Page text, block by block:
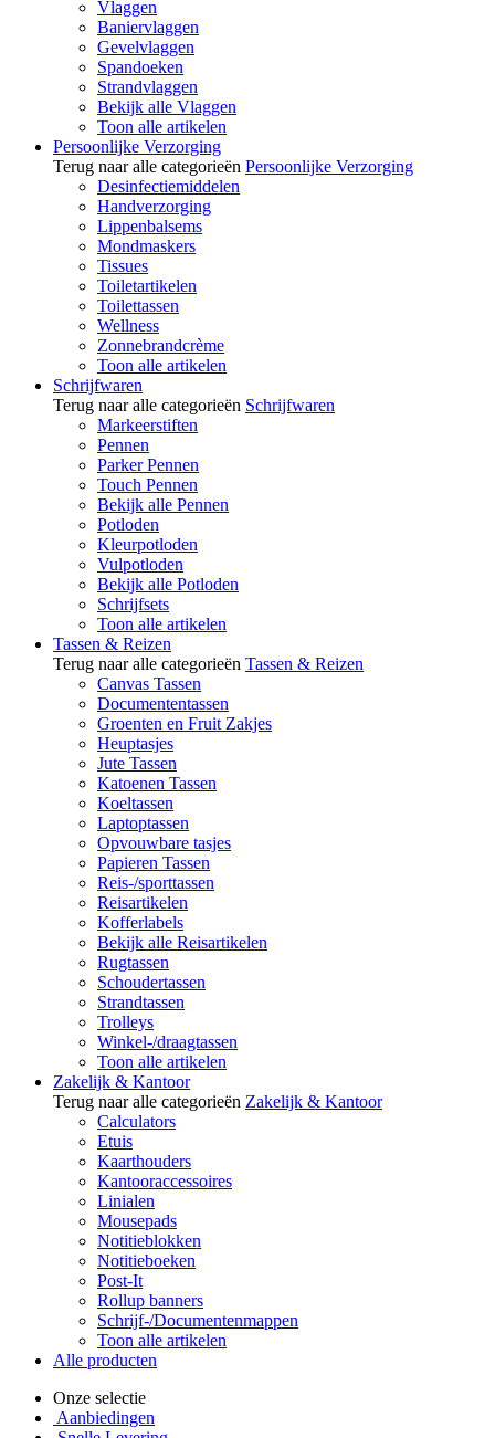
Vlaggen
Baniervlaggen
Gevelvlaggen
Spandoeken
Strandvlaggen
Bekijk alle Vlaggen
Toon alle artikelen
Persoonlijke Verzorging
Terug naar alle categorieën Persoonlijke Verzorging
Desinfectiemiddelen
Handverzorging
Lippenbalsems
Mondmaskers
Tissues
Toiletartikelen
Toilettassen
Wellness
Zonnebrandcrème
Toon alle artikelen
Schrijfwaren
Terug naar alle categorieën Schrijfwaren
Markeerstiften
Pennen
Parker Pennen
Touch Pennen
Bekijk alle Pennen
Potloden
Kleurpotloden
Vulpotloden
Bekijk alle Potloden
Schrijfsets
Toon alle artikelen
Tassen & Reizen
Terug naar alle categorieën Tassen & Reizen
Canvas Tassen
Documententassen
Groenten en Fruit Zakjes
Heuptasjes
Jute Tassen
Katoenen Tassen
Koeltassen
Laptoptassen
Opvouwbare tasjes
Papieren Tassen
Reis-/sporttassen
Reisartikelen
Kofferlabels
Bekijk alle Reisartikelen
Rugtassen
Schoudertassen
Strandtassen
Trolleys
Winkel-/draagtassen
Toon alle artikelen
Zakelijk & Kantoor
Terug naar alle categorieën Zakelijk & Kantoor
Calculators
Etuis
Kaarthouders
Kantooraccessoires
Linialen
Mousepads
Notitieblokken
Notitieboeken
Post-It
Rollup banners
Schrijf-/Documentenmappen
Toon alle artikelen
Alle producten
Onze selectie
Aanbiedingen